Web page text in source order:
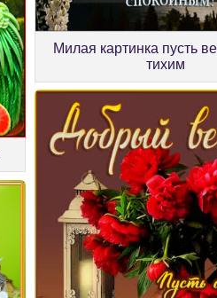
Милая картинка пусть
тихим